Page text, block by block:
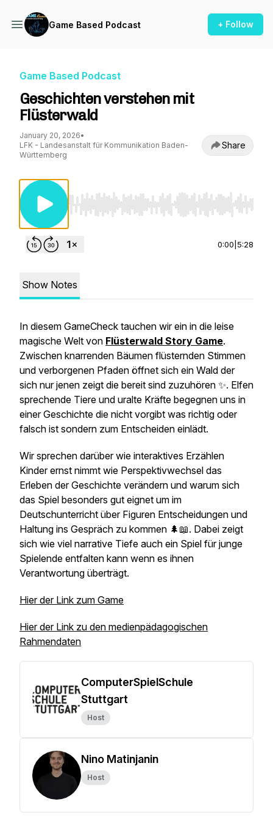
Game Based Podcast + Follow
Game Based Podcast
Geschichten verstehen mit
Flüsterwald
January 20, 2026•
LFK - Landesanstalt für Kommunikation Baden-
Württemberg
Share
Use Left/Right to seek, Home/End to jump
0:00 5:28
Show Notes
In diesem GameCheck tauchen wir ein in die leise
magische Welt von Flüsterwald Story Game.
Zwischen knarrenden Bäumen flüsternden Stimmen
und verborgenen Pfaden öffnet sich ein Wald der
sich nur jenen zeigt die bereit sind zuzuhören ✨. Elfen
sprechende Tiere und uralte Kräfte begegnen uns in
einer Geschichte die nicht vorgibt was richtig oder
falsch ist sondern zum Entscheiden einlädt.
Wir sprechen darüber wie interaktives Erzählen
Kinder ernst nimmt wie Perspektivwechsel das
Erleben der Geschichte verändern und warum sich
das Spiel besonders gut eignet um im
Deutschunterricht über Figuren Entscheidungen und
Haltung ins Gespräch zu kommen 🌲📖. Dabei zeigt
sich wie viel narrative Tiefe auch ein Spiel für junge
Spielende entfalten kann wenn es ihnen
Verantwortung überträgt.
Hier der Link zum Game
Hier der Link zu den medienpädagogischen
Rahmendaten
ComputerSpielSchule
Stuttgart
Host
Nino Matinjanin
Host